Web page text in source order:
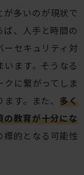
多いのが現状で
、人手と時間の
ーセキュリティ対
ます。そうなる
に繋がってしま
ます。また、多く
の教育が十分にな
的となる可能性